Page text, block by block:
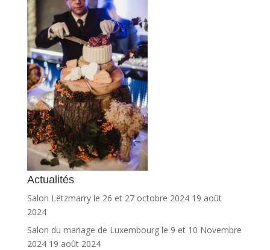
Actualités
Salon Lëtzmarry le 26 et 27 octobre 2024 19 août
2024
Salon du mariage de Luxembourg le 9 et 10 Novembre
2024 19 août 2024